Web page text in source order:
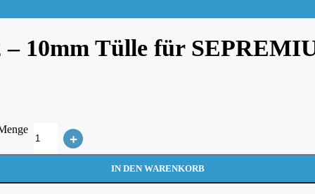
10mm Tülle für
+
IN DEN WARENKORB